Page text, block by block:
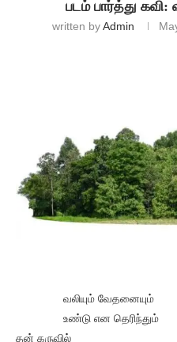
படம் பார்த்து கவி:
written byAdmin
வலியும் வேதனையும்
உண்டு என தெரிந்தும்
தன் கருவில்